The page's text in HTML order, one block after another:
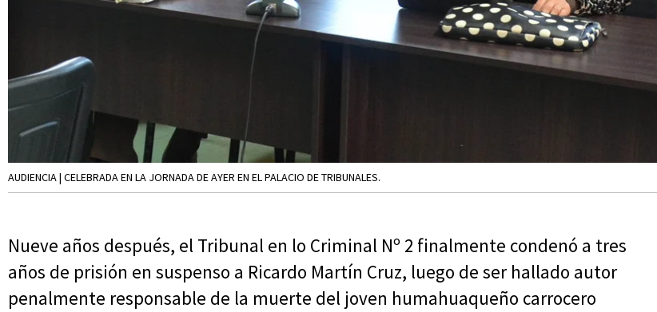
AUDIENCIA | CELEBRADA EN LA JORNADA DE AYER EN EL PALACIO DE TRIBUNALES.
Nueve años después, el Tribunal en lo Criminal Nº 2 finalmente condenó a tres
años de prisión en suspenso a Ricardo Martín Cruz, luego de ser hallado autor
penalmente responsable de la muerte del joven humahuaqueño carrocero